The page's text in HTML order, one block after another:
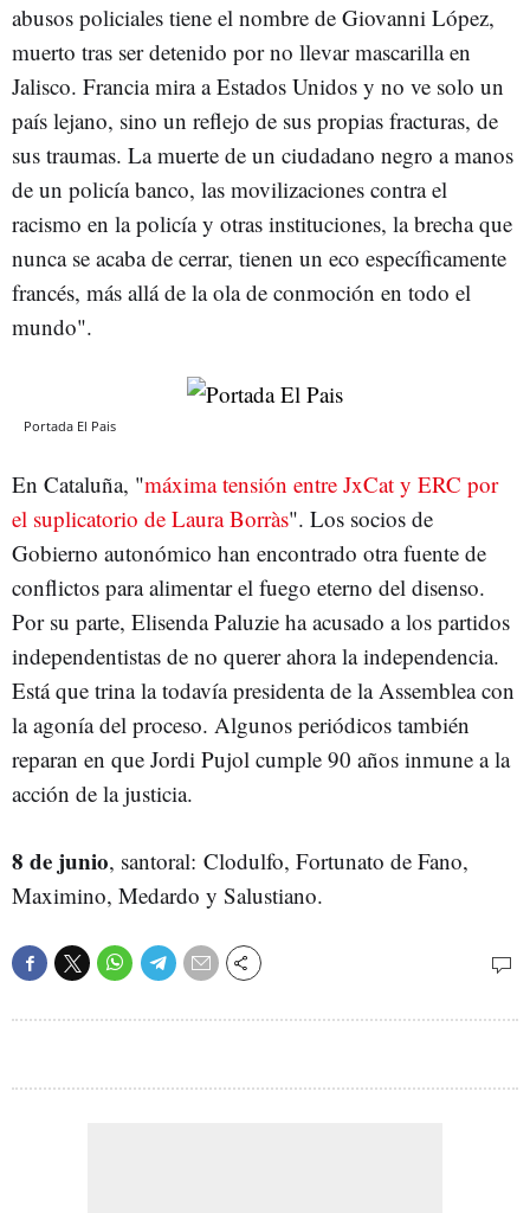
abusos policiales tiene el nombre de Giovanni López,
muerto tras ser detenido por no llevar mascarilla en
Jalisco. Francia mira a Estados Unidos y no ve solo un
país lejano, sino un reflejo de sus propias fracturas, de
sus traumas. La muerte de un ciudadano negro a manos
de un policía banco, las movilizaciones contra el
racismo en la policía y otras instituciones, la brecha que
nunca se acaba de cerrar, tienen un eco específicamente
francés, más allá de la ola de conmoción en todo el
mundo".
Portada El Pais
En Cataluña, "máxima tensión entre JxCat y ERC por
el suplicatorio de Laura Borràs". Los socios de
Gobierno autonómico han encontrado otra fuente de
conflictos para alimentar el fuego eterno del disenso.
Por su parte, Elisenda Paluzie ha acusado a los partidos
independentistas de no querer ahora la independencia.
Está que trina la todavía presidenta de la Assemblea con
la agonía del proceso. Algunos periódicos también
reparan en que Jordi Pujol cumple 90 años inmune a la
acción de la justicia.
8 de junio, santoral: Clodulfo, Fortunato de Fano,
Maximino, Medardo y Salustiano.